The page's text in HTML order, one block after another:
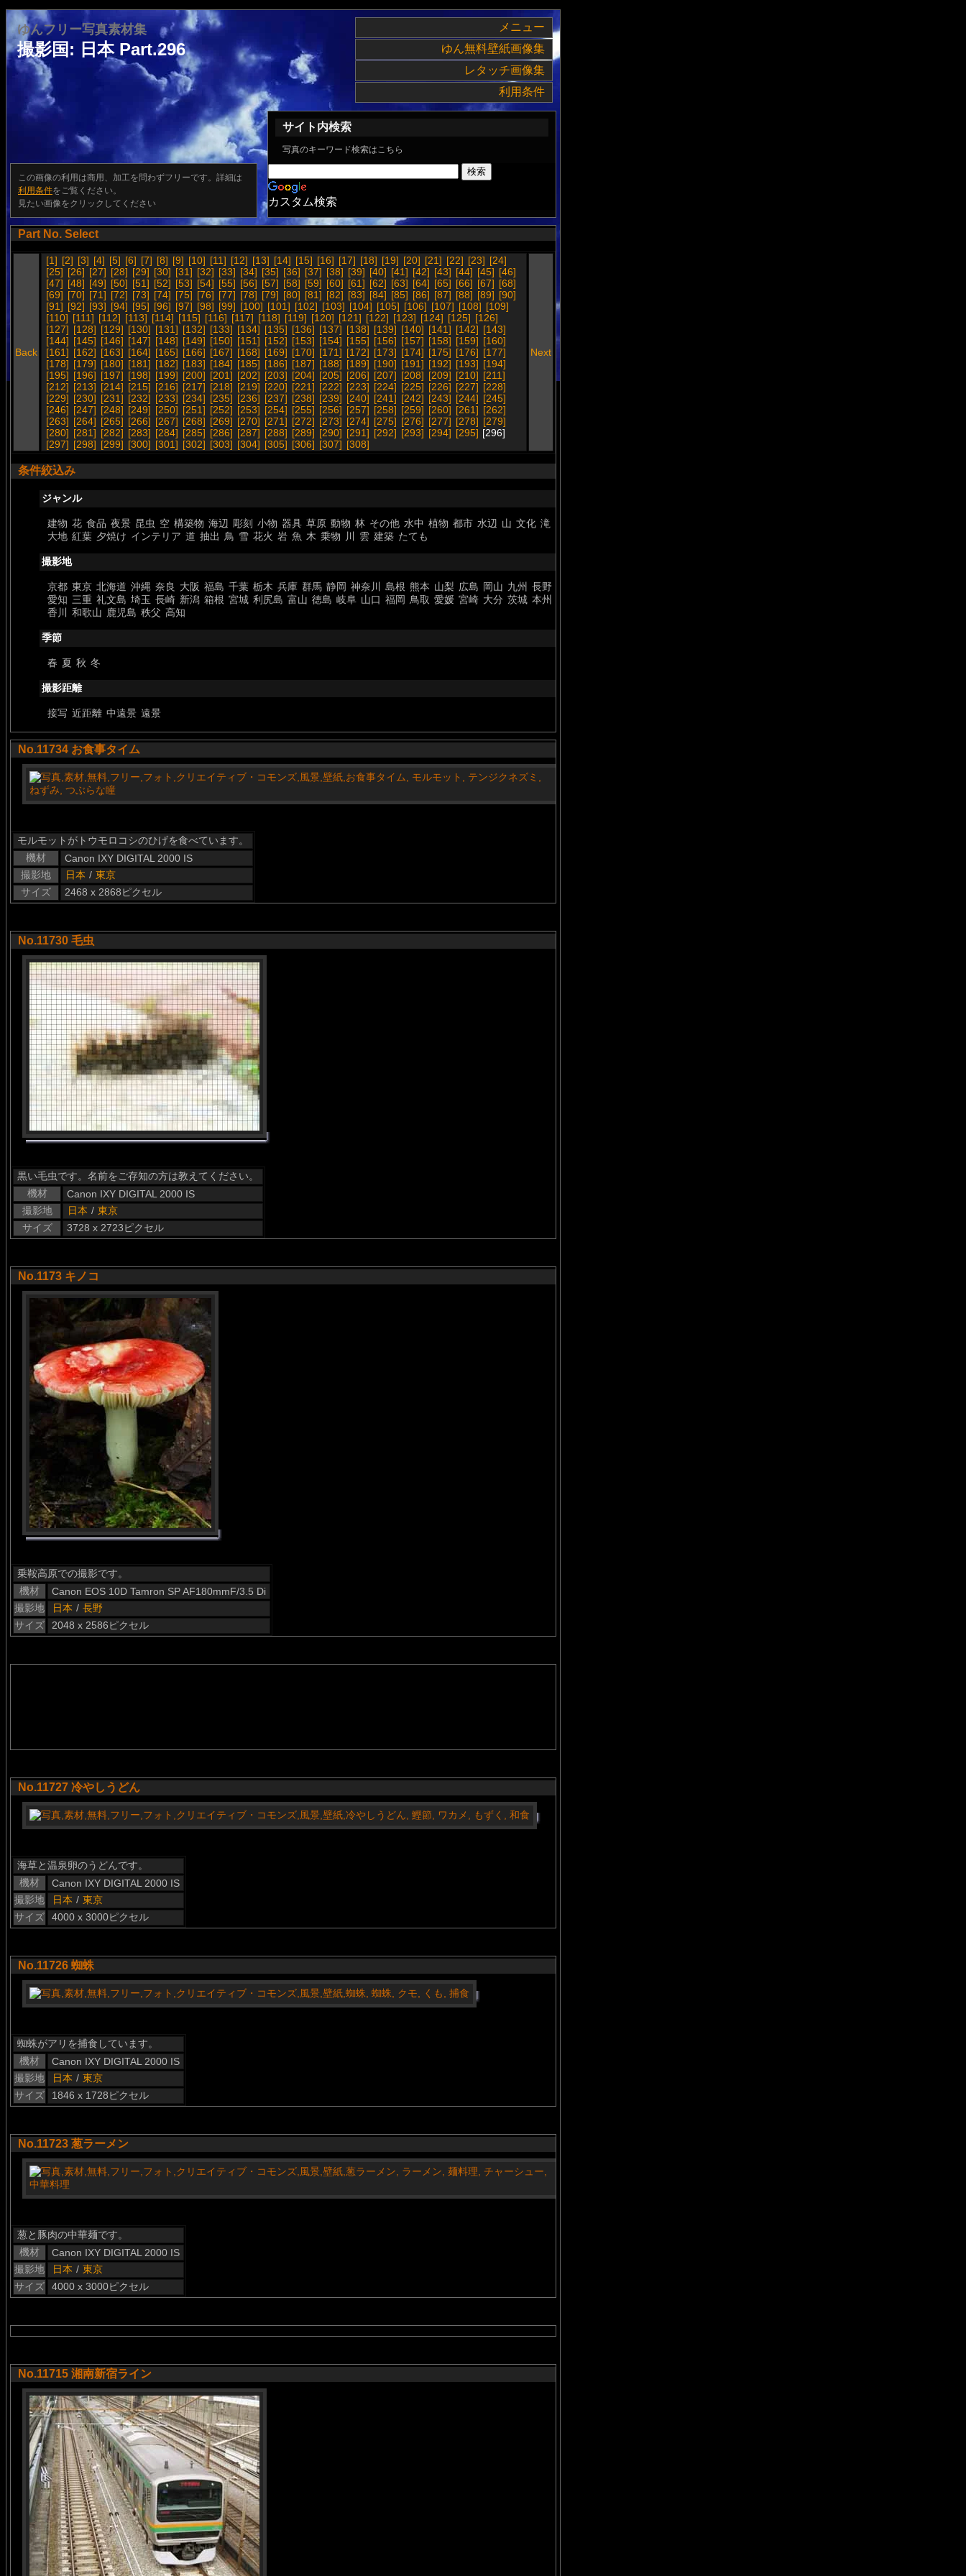
メニュー
ゆん無料壁紙画像集
レタッチ画像集
利用条件
ゆんフリー写真素材集
撮影国: 日本 Part.296
この画像の利用は商用、加工を問わずフリーです。詳細は
利用条件をご覧ください。
見たい画像をクリックしてください
サイト内検索
写真のキーワード検索はこちら
カスタム検索
Part No. Select
Back
[1] [2] [3] [4] [5] [6] [7] [8] [9] [10] [11] [12] [13] [14] [15] [16] [17] [18] [19] [20] [21] [22] [23] [24]
[25] [26] [27] [28] [29] [30] [31] [32] [33] [34] [35] [36] [37] [38] [39] [40] [41] [42] [43] [44] [45] [46]
[47] [48] [49] [50] [51] [52] [53] [54] [55] [56] [57] [58] [59] [60] [61] [62] [63] [64] [65] [66] [67] [68]
[69] [70] [71] [72] [73] [74] [75] [76] [77] [78] [79] [80] [81] [82] [83] [84] [85] [86] [87] [88] [89] [90]
[91] [92] [93] [94] [95] [96] [97] [98] [99] [100] [101] [102] [103] [104] [105] [106] [107] [108] [109]
[110] [111] [112] [113] [114] [115] [116] [117] [118] [119] [120] [121] [122] [123] [124] [125] [126]
[127] [128] [129] [130] [131] [132] [133] [134] [135] [136] [137] [138] [139] [140] [141] [142] [143]
[144] [145] [146] [147] [148] [149] [150] [151] [152] [153] [154] [155] [156] [157] [158] [159] [160]
[161] [162] [163] [164] [165] [166] [167] [168] [169] [170] [171] [172] [173] [174] [175] [176] [177]
[178] [179] [180] [181] [182] [183] [184] [185] [186] [187] [188] [189] [190] [191] [192] [193] [194]
[195] [196] [197] [198] [199] [200] [201] [202] [203] [204] [205] [206] [207] [208] [209] [210] [211]
[212] [213] [214] [215] [216] [217] [218] [219] [220] [221] [222] [223] [224] [225] [226] [227] [228]
[229] [230] [231] [232] [233] [234] [235] [236] [237] [238] [239] [240] [241] [242] [243] [244] [245]
[246] [247] [248] [249] [250] [251] [252] [253] [254] [255] [256] [257] [258] [259] [260] [261] [262]
[263] [264] [265] [266] [267] [268] [269] [270] [271] [272] [273] [274] [275] [276] [277] [278] [279]
[280] [281] [282] [283] [284] [285] [286] [287] [288] [289] [290] [291] [292] [293] [294] [295] [296]
[297] [298] [299] [300] [301] [302] [303] [304] [305] [306] [307] [308]
Next
条件絞込み
ジャンル
建物 花 食品 夜景 昆虫 空 構築物 海辺 彫刻 小物 器具 草原 動物 林 その他 水中 植物 都市 水辺 山 文化 滝
大地 紅葉 夕焼け インテリア 道 抽出 鳥 雪 花火 岩 魚 木 乗物 川 雲 建築 たても
撮影地
京都 東京 北海道 沖縄 奈良 大阪 福島 千葉 栃木 兵庫 群馬 静岡 神奈川 島根 熊本 山梨 広島 岡山 九州 長野
愛知 三重 礼文島 埼玉 長崎 新潟 箱根 宮城 利尻島 富山 徳島 岐阜 山口 福岡 鳥取 愛媛 宮崎 大分 茨城 本州
香川
和歌山 鹿児島 秩父 高知
季節
春 夏 秋 冬
撮影距離
接写 近距離 中遠景 遠景
No.11734 お食事タイム
モルモットがトウモロコシのひげを食べています。
機材
Canon IXY DIGITAL 2000 IS
撮影地
日本 / 東京
サイズ
2468 x 2868ピクセル
No.11730 毛虫
黒い毛虫です。名前をご存知の方は教えてください。
機材
Canon IXY DIGITAL 2000 IS
撮影地
日本 / 東京
サイズ
3728 x 2723ピクセル
No.1173 キノコ
乗鞍高原での撮影です。
機材
Canon EOS 10D Tamron SP AF180mmF/3.5 Di
撮影地
日本 / 長野
サイズ
2048 x 2586ピクセル
No.11727 冷やしうどん
海草と温泉卵のうどんです。
機材
Canon IXY DIGITAL 2000 IS
撮影地
日本 / 東京
サイズ
4000 x 3000ピクセル
No.11726 蜘蛛
蜘蛛がアリを捕食しています。
機材
Canon IXY DIGITAL 2000 IS
撮影地
日本 / 東京
サイズ
1846 x 1728ピクセル
No.11723 葱ラーメン
葱と豚肉の中華麺です。
機材
Canon IXY DIGITAL 2000 IS
撮影地
日本 / 東京
サイズ
4000 x 3000ピクセル
No.11715 湘南新宿ライン